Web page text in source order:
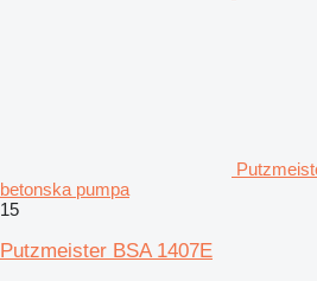
betonska pumpa
15
Putzmeister BSA 1407E